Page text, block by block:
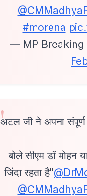
#morena
— MP Breaking
अटल जी ने अपना संपूर्ण
बोले सीएम डॉ मोहन
जिंदा रहता है"